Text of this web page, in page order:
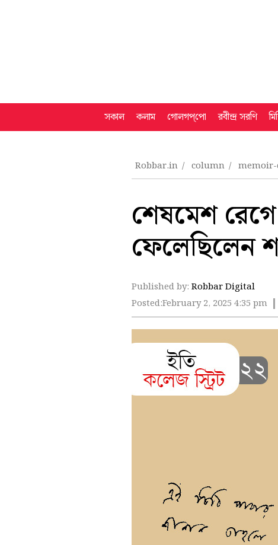
সকাল কলাম গোলগপ্‌পো রবীন্দ্র সরণি
Robbar.in column
শেষমেশ
ফেলেছিলেন
Published by: Robbar Digital
Posted:February 2, 2025 4:35 pm